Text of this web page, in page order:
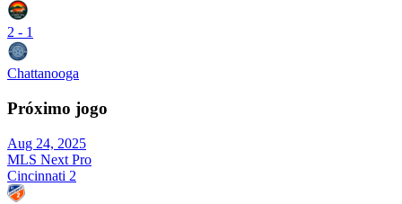
2 - 1
Chattanooga
Próximo jogo
Aug 24, 2025
MLS Next Pro
Cincinnati 2